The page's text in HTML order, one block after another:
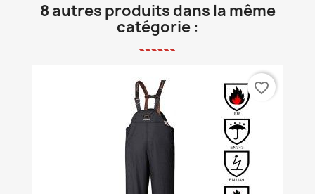
8 autres produits dans la même
catégorie :
favorite_border